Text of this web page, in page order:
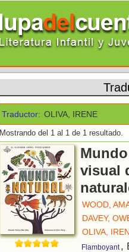
Traductor: OLIVA, IRENE
Mostrando del 1 al 1 de 1 resultado.
visual
WOOD,
DAVEY,
OLIVA,
Flamboyant ,